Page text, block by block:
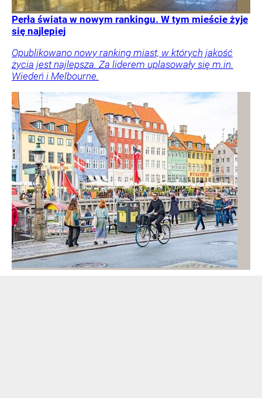
Perła świata w nowym rankingu. W tym mieście żyje
się najlepiej
Opublikowano nowy ranking miast, w których jakość
życia jest najlepsza. Za liderem uplasowały się m.in.
Wiedeń i Melbourne.